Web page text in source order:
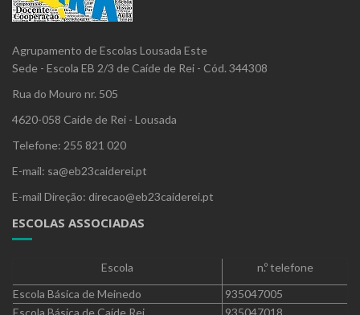
Agrupamento de Escolas Lousada Este
Sede - Escola EB 2/3 de Caíde de Rei - Cód. 344308
Rua do Mouro nr. 505
4620-058 Caíde de Rei - Lousada
Telefone: 255 821 020
E-mail: sa@eb23caiderei.pt
E-mail Direção: direcao@eb23caiderei.pt
ESCOLAS ASSOCIADAS
Escola
n.º telefone
Escola Básica de Meinedo
935047005
Escola Básica de Caíde Rei
935047018